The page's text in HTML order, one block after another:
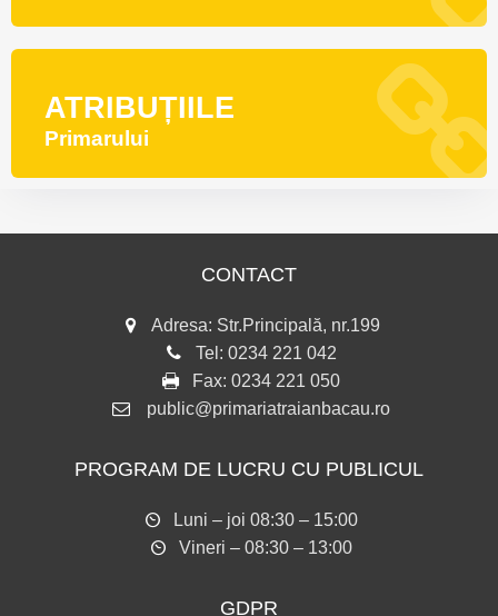
ATRIBUȚIILE
Primarului
CONTACT
Adresa: Str.Principală, nr.199
Tel: 0234 221 042
Fax: 0234 221 050
public@primariatraianbacau.ro
PROGRAM DE LUCRU CU PUBLICUL
Luni – joi 08:30 – 15:00
Vineri – 08:30 – 13:00
GDPR